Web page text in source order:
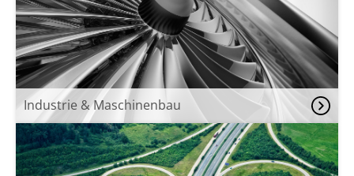
Industrie & Maschinenbau